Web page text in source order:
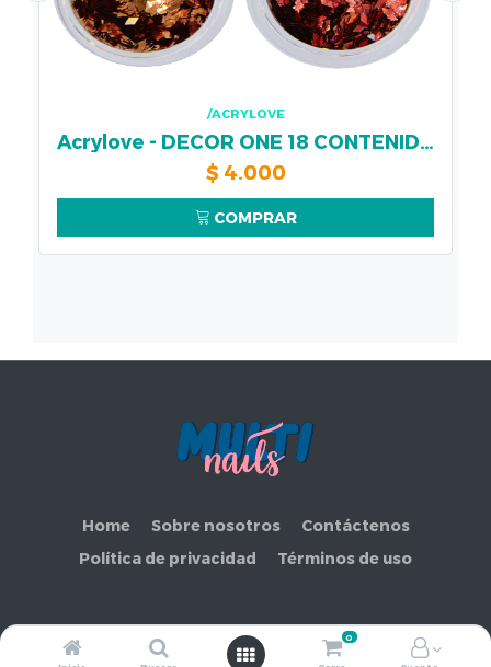
0
/ACRYLOVE
Acrylove - DECOR ONE 18 CONTENIDO
$ 4.000
COMPRAR
Home Sobre nosotros
Contáctenos
Política de privacidad
Términos de uso
Copyright ©COMERCIAL MAKEMORE LIMITADA